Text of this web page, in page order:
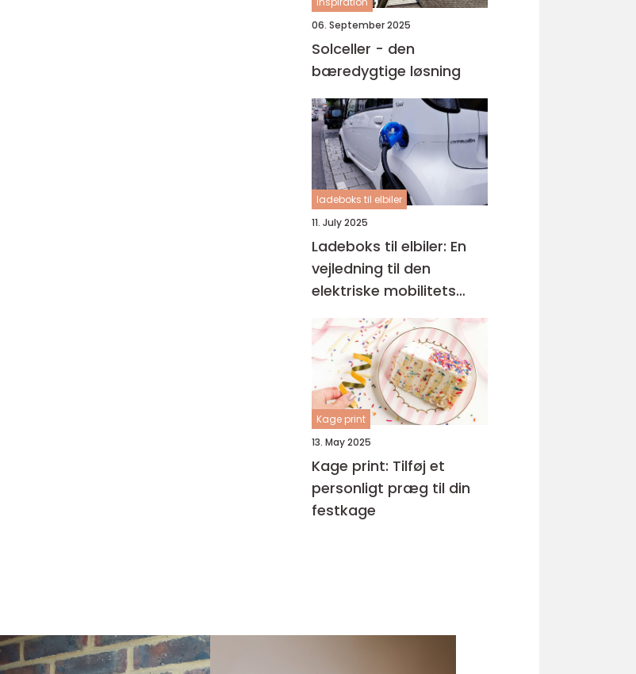
06. September 2025
Solceller - den
bæredygtige løsning
ladeboks til elbiler
11. July 2025
Ladeboks til elbiler: En
vejledning til den
elektriske mobilitets
fremtid
Kage print
13. May 2025
Kage print: Tilføj et
personligt præg til din
festkage